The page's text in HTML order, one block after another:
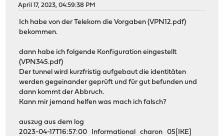
April 17, 2023, 04:59:38 PM
Ich habe von der Telekom die Vorgaben (VPN12.pdf)
bekommen.
dann habe ich folgende Konfiguration eingestellt
(VPN345.pdf)
Der tunnel wird kurzfristig aufgebaut die identitäten
werden gegeinander geprüft und für gut befunden und
dann kommt der Abbruch.
Kann mir jemand helfen was mach ich falsch?
auszug aus dem log
2023-04-17T16:57:00 Informational charon 05[IKE]